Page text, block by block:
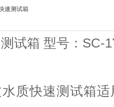
速测试箱
试箱 型号：SC-
质快速测试箱